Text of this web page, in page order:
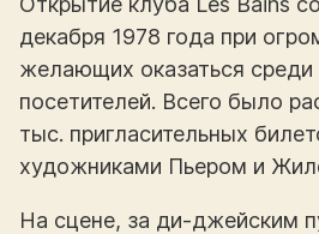
декабря 1978 года при
желающих оказаться среди
посетителей. Всего было
тыс. пригласительных
художниками Пьером и
На сцене, за ди-джейским